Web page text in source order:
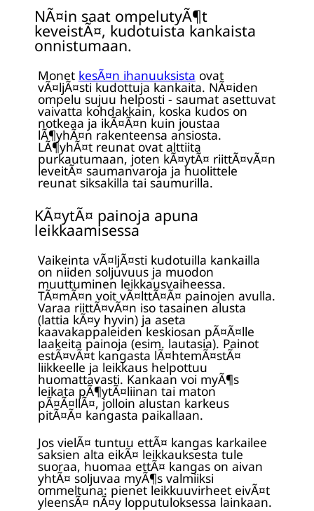
NÃ¤in saat ompelutyÃ¶t
keveistÃ¤, kudotuista kankaista
onnistumaan.
Monet kesÃ¤n ihanuuksista ovat
vÃ¤ljÃ¤sti kudottuja kankaita. NÃ¤iden
ompelu sujuu helposti - saumat asettuvat
vaivatta kohdakkain, koska kudos on
notkeaa ja ikÃ¤Ã¤n kuin joustaa
lÃ¶yhÃ¤n rakenteensa ansiosta.
LÃ¶yhÃ¤t reunat ovat alttiita
purkautumaan, joten kÃ¤ytÃ¤ riittÃ¤vÃ¤n
leveitÃ¤ saumanvaroja ja huolittele
reunat siksakilla tai saumurilla.
KÃ¤ytÃ¤ painoja apuna
leikkaamisessa
Vaikeinta vÃ¤ljÃ¤sti kudotuilla kankailla
on niiden soljuvuus ja muodon
muuttuminen leikkausvaiheessa.
TÃ¤mÃ¤n voit vÃ¤lttÃ¤Ã¤ painojen avulla.
Varaa riittÃ¤vÃ¤n iso tasainen alusta
(lattia kÃ¤y hyvin) ja aseta
kaavakappaleiden keskiosan pÃ¤Ã¤lle
laakeita painoja (esim. lautasia). Painot
estÃ¤vÃ¤t kangasta lÃ¤htemÃ¤stÃ¤
liikkeelle ja leikkaus helpottuu
huomattavasti. Kankaan voi myÃ¶s
leikata pÃ¶ytÃ¤liinan tai maton
pÃ¤Ã¤llÃ¤, jolloin alustan karkeus
pitÃ¤Ã¤ kangasta paikallaan.
Jos vielÃ¤ tuntuu ettÃ¤ kangas karkailee
saksien alta eikÃ¤ leikkauksesta tule
suoraa, huomaa ettÃ¤ kangas on aivan
yhtÃ¤ soljuvaa myÃ¶s valmiiksi
ommeltuna: pienet leikkuuvirheet eivÃ¤t
yleensÃ¤ nÃ¤y lopputuloksessa lainkaan.